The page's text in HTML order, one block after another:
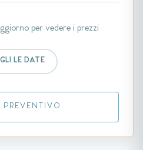
per vedere i prezzi
LE DATE
PREVENTIVO